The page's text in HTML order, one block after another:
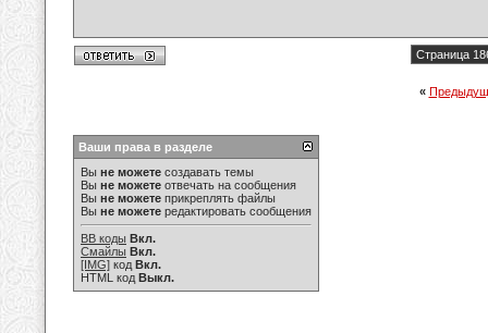
Страница
«
Ваши права в разделе
Вы не можете создавать темы
Вы не можете отвечать на сообщения
Вы не можете прикреплять файлы
Вы не можете редактировать сообщения
BB коды Вкл.
Смайлы Вкл.
[IMG] код Вкл.
HTML код Выкл.